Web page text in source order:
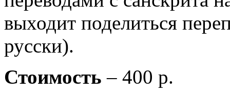
выходит поделиться
русски).
Стоимость – 400 р.